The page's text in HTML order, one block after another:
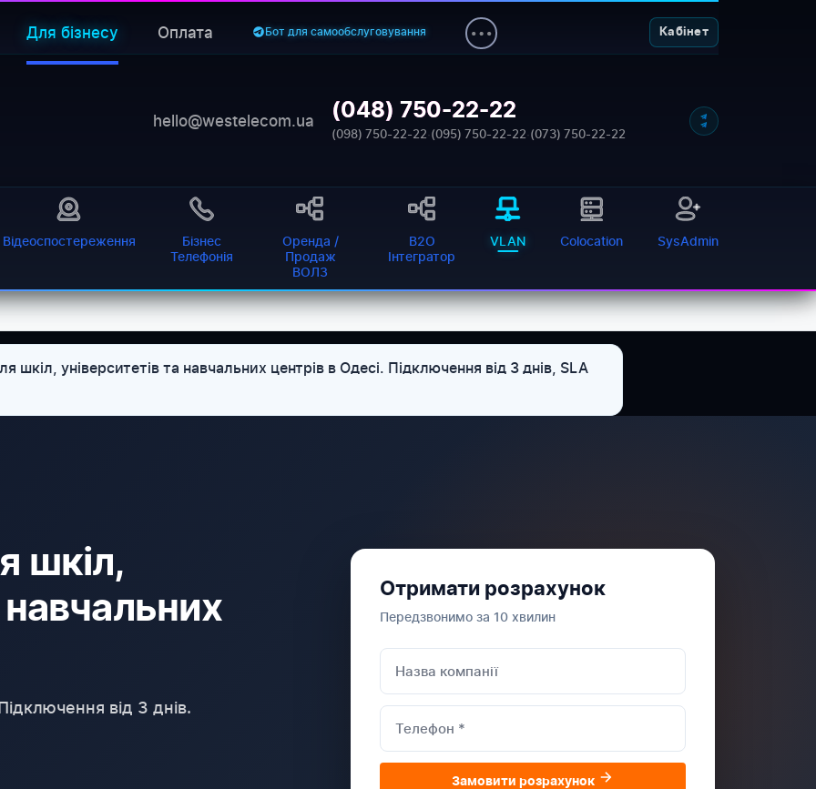
Для бізнесу Оплата Бот для самообслуговування Кабінет
hello@westelecom.ua (048) 750-22-22
(098) 750-22-22·(095) 750-22-22·(073) 750-22-22
Відеоспостереження
Бізнес
Телефонія
Оренда /
Продаж
ВОЛЗ
B2O
Інтегратор
VLAN Colocation SysAdmin
шкіл, університетів та навчальних центрів в Одесі. Підключення від 3 днів, SLA
шкіл,
навчальних
від 3 днів.
Отримати розрахунок
Передзвонимо за 10 хвилин
Замовити розрахунок